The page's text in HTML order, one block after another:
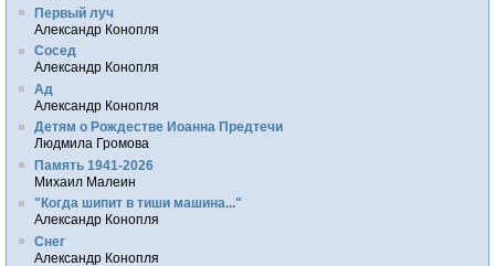
Первый луч
Александр Конопля
Сосед
Александр Конопля
Ад
Александр Конопля
Детям о Рождестве Иоанна Предтечи
Людмила Громова
Память 1941-2026
Михаил Малеин
"Когда шипит в тиши машина..."
Александр Конопля
Снег
Александр Конопля